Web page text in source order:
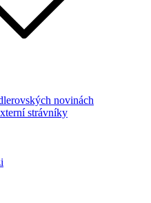
novinách
strávníky